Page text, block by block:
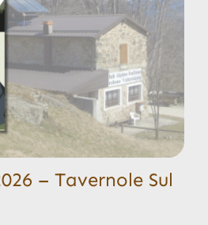
– Tavernole Sul